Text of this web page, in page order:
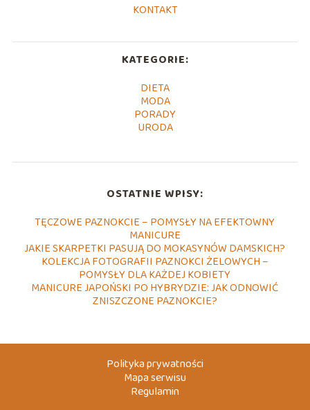
KONTAKT
KATEGORIE:
DIETA
MODA
PORADY
URODA
OSTATNIE WPISY:
TĘCZOWE PAZNOKCIE – POMYSŁY NA EFEKTOWNY
MANICURE
JAKIE SKARPETKI PASUJĄ DO MOKASYNÓW DAMSKICH?
KOLEKCJA FOTOGRAFII PAZNOKCI ŻELOWYCH –
POMYSŁY DLA KAŻDEJ KOBIETY
MANICURE JAPOŃSKI PO HYBRYDZIE: JAK ODNOWIĆ
ZNISZCZONE PAZNOKCIE?
Polityka prywatności
Mapa serwisu
Regulamin